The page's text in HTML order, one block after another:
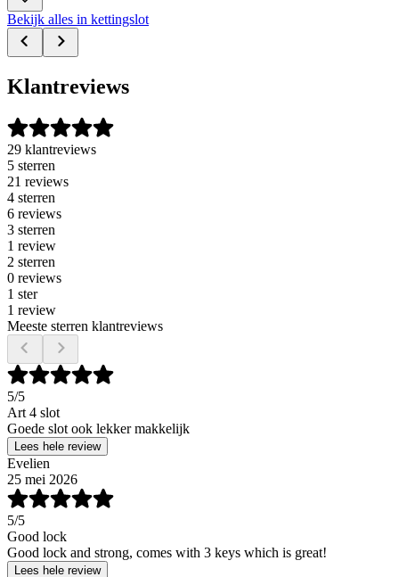
Bekijk alles in kettingslot
Klantreviews
29 klantreviews
5 sterren
21 reviews
4 sterren
6 reviews
3 sterren
1 review
2 sterren
0 reviews
1 ster
1 review
Meeste sterren klantreviews
5/5
Art 4 slot
Goede slot ook lekker makkelijk
Lees hele review
Evelien
25 mei 2026
5/5
Good lock
Good lock and strong, comes with 3 keys which is great!
Lees hele review